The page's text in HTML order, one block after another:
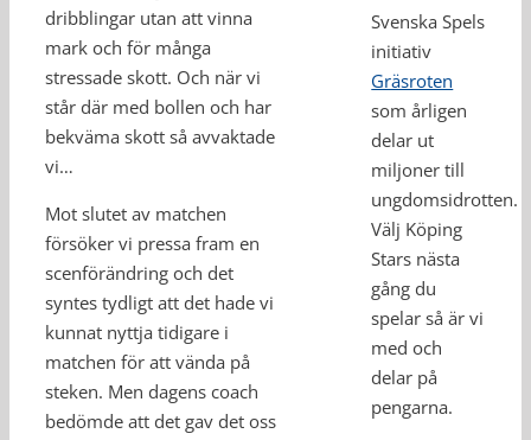
dribblingar utan att vinna
mark och för många
stressade skott. Och när vi
står där med bollen och har
bekväma skott så avvaktade
vi…
Mot slutet av matchen
försöker vi pressa fram en
scenförändring och det
syntes tydligt att det hade vi
kunnat nyttja tidigare i
matchen för att vända på
steken. Men dagens coach
bedömde att det gav det oss
Svenska Spels
initiativ
Gräsroten
som årligen
delar ut
miljoner till
ungdomsidrotten.
Välj Köping
Stars nästa
gång du
spelar så är vi
med och
delar på
pengarna.